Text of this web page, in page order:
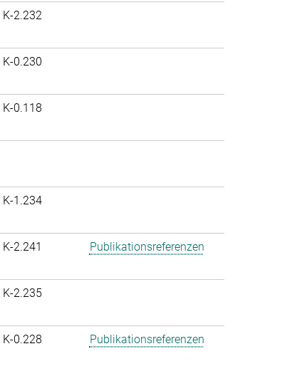
K-2.232
K-0.230
K-0.118
K-1.234
K-2.241 Publikationsreferenzen
K-2.235
K-0.228 Publikationsreferenzen